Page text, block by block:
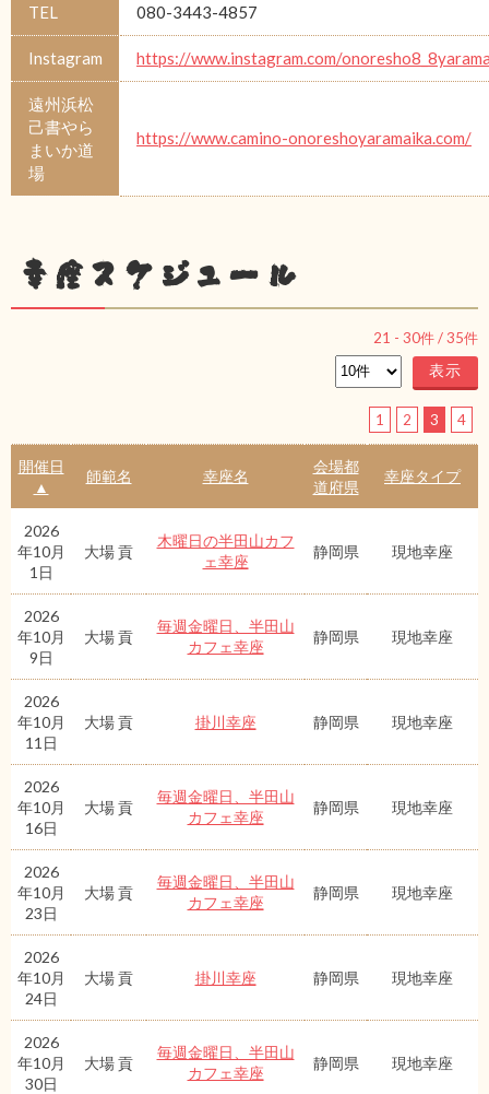
TEL 080-3443-4857
Instagram https://www.instagram.com/
遠州浜松
己書やら
まいか道
場
https://www.camino-onoreshoyaramaika.com/
幸座スケジュール
21 - 30件 /35件
1 2 3 4
開催日
▲
師範名 幸座名
会場都
道府県
幸座タイプ
2026
年10月
1日
大場 貢
木曜日の半田山カフ
ェ幸座
静岡県 現地幸座
2026
年10月
9日
大場 貢
毎週金曜日、半田山
カフェ幸座
静岡県 現地幸座
2026
年10月
11日
大場 貢 掛川幸座 静岡県 現地幸座
2026
年10月
16日
大場 貢
毎週金曜日、半田山
カフェ幸座
静岡県 現地幸座
2026
年10月
23日
大場 貢
毎週金曜日、半田山
カフェ幸座
静岡県 現地幸座
2026
年10月
24日
大場 貢 掛川幸座 静岡県 現地幸座
2026
年10月
30日
大場 貢
毎週金曜日、半田山
カフェ幸座
静岡県 現地幸座